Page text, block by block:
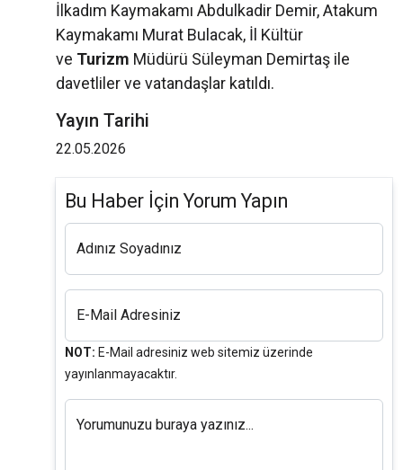
İlkadım Kaymakamı Abdulkadir Demir, Atakum
Kaymakamı Murat Bulacak, İl Kültür
ve Turizm Müdürü Süleyman Demirtaş ile
davetliler ve vatandaşlar katıldı.
Yayın Tarihi
22.05.2026
Bu Haber İçin Yorum Yapın
Adınız Soyadınız
E-Mail Adresiniz
NOT: E-Mail adresiniz web sitemiz üzerinde
yayınlanmayacaktır.
Yorumunuzu buraya yazınız...